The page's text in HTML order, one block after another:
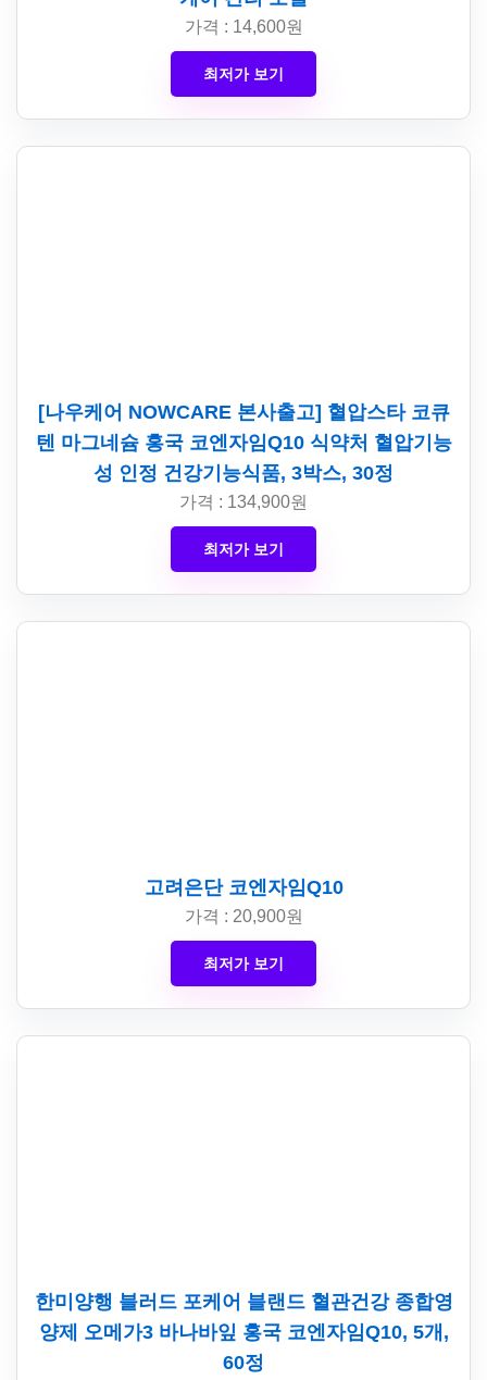
가격 : 14,600원
최저가 보기
[나우케어 NOWCARE 본사출고] 혈압스타 코큐
텐 마그네슘 홍국 코엔자임Q10 식약처 혈압기능
성 인정 건강기능식품, 3박스, 30정
가격 : 134,900원
최저가 보기
고려은단 코엔자임Q10
가격 : 20,900원
최저가 보기
한미양행 블러드 포케어 블랜드 혈관건강 종합영
양제 오메가3 바나바잎 홍국 코엔자임Q10, 5개,
60정